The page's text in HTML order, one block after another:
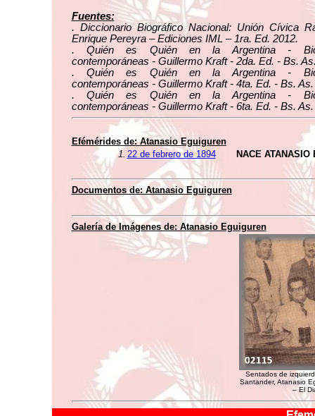
Fuentes:
. Diccionario Biográfico Nacional: Unión Cívica
Enrique Pereyra – Ediciones IML – 1ra. Ed. 2012.
. Quién es Quién en la Argentina -
contemporáneas - Guillermo Kraft - 2da. Ed. - Bs.
. Quién es Quién en la Argentina -
contemporáneas - Guillermo Kraft - 4ta. Ed. - Bs. As.
. Quién es Quién en la Argentina -
contemporáneas - Guillermo Kraft - 6ta. Ed. - Bs. As.
Efémérides de:Atanasio Eguiguren
1. 22 de febrero de 1894 NACE ATANASIO
Documentos de:Atanasio Eguiguren
Galería de Imágenes de: Atanasio Eguiguren
Sentados de
Santander, Atanasio
– El